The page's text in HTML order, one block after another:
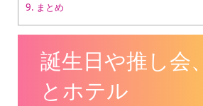
9. まとめ
誕生日や推し会
とホテル